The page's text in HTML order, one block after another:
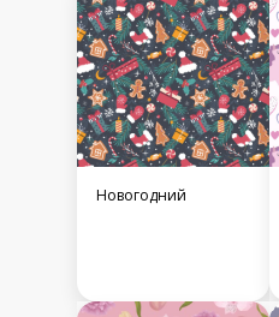
Новогодний